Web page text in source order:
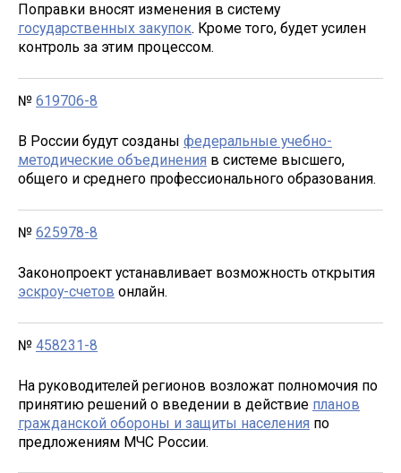
Поправки вносят изменения в систему
государственных закупок. Кроме того, будет усилен
контроль за этим процессом.
№ 619706-8
В России будут созданы федеральные учебно-
методические объединения в системе высшего,
общего и среднего профессионального образования.
№ 625978-8
Законопроект устанавливает возможность открытия
эскроу-счетов онлайн.
№ 458231-8
На руководителей регионов возложат полномочия по
принятию решений о введении в действие планов
гражданской обороны и защиты населения по
предложениям МЧС России.